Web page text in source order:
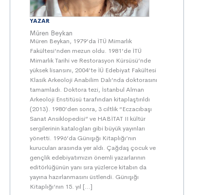
YAZAR
Müren Beykan
Müren Beykan, 1979’da İTÜ Mimarlık
Fakültesi’nden mezun oldu. 1981’de İTÜ
Mimarlık Tarihi ve Restorasyon Kürsüsü’nde
yüksek lisansını, 2004’te İÜ Edebiyat Fakültesi
Klasik Arkeoloji Anabilim Dalı’nda doktorasını
tamamladı. Doktora tezi, İstanbul Alman
Arkeoloji Enstitüsü tarafından kitaplaştırıldı
(2013). 1980’den sonra, 3 ciltlik “Eczacıbaşı
Sanat Ansiklopedisi” ve HABİTAT II kültür
sergilerinin katalogları gibi büyük yayınları
yönetti. 1996’da Günışığı Kitaplığı’nın
kurucuları arasında yer aldı. Çağdaş çocuk ve
gençlik edebiyatımızın önemli yazarlarının
editörlüğünün yanı sıra yüzlerce kitabın da
yayına hazırlanmasını üstlendi. Günışığı
Kitaplığı’nın 15. yıl […]